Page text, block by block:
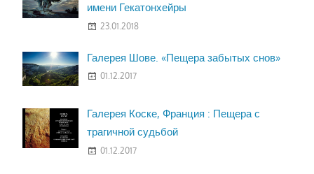
имени Гекатонхейры
23.01.2018
Галерея Шове. «Пещера забытых снов»
01.12.2017
Галерея Коске, Франция : Пещера с
трагичной судьбой
01.12.2017